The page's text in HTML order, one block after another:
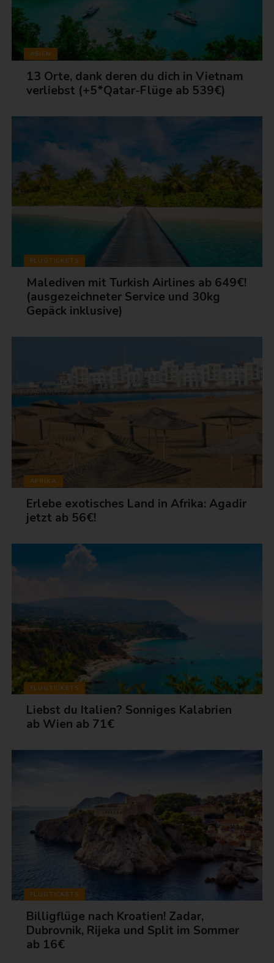
ASIEN
13 Orte, dank deren du dich in Vietnam
verliebst (+5*Qatar-Flüge ab 539€)
FLUGTICKETS
Malediven mit Turkish Airlines ab 649€!
(ausgezeichneter Service und 30kg
Gepäck inklusive)
AFRIKA
Erlebe exotisches Land in Afrika: Agadir
jetzt ab 56€!
FLUGTICKETS
Liebst du Italien? Sonniges Kalabrien
ab Wien ab 71€
FLUGTICKETS
Billigflüge nach Kroatien! Zadar,
Dubrovnik, Rijeka und Split im Sommer
ab 16€